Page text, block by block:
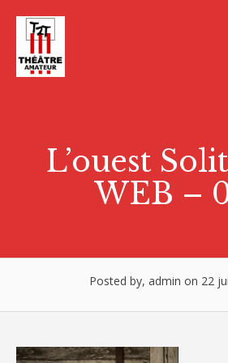
content
L’ouest
WEB –
Posted by, admin on 22